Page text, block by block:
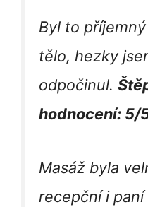
Byl to
tělo, hezky
odpočinul.
hodnocení: 5/
Masáž byla
recepční i